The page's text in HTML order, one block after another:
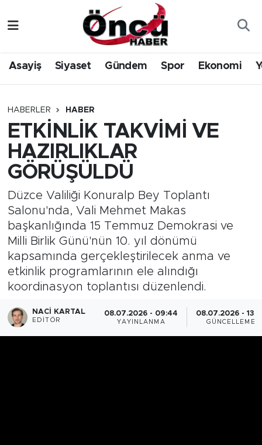
Asayiş Siyaset Gündem Spor Ekonomi
HABERLER HABER
ETKİNLİK TAKVİMİ VE
HAZIRLIKLAR
GÖRÜŞÜLDÜ
Düzce Valiliği Konuralp Bey Toplantı
Salonu'nda, Vali Mehmet Makas
başkanlığında 15 Temmuz Demokrasi ve
Milli Birlik Günü'nün 10. yıl dönümü
kapsamında gerçekleştirilecek anma ve
etkinlik programlarının ele alındığı
koordinasyon toplantısı düzenlendi.
NACI KARTAL
EDITÖR
08.07.2026 - 09:44
YAYINLANMA
08.07.2026 -
GÜNCELLEME
Gündem
Spor
Siyaset
Yerel Haber
Öncü Radyo Dinle
Öncü TV İzle
Düzce Nöbetçi Eczaneler
Düzce Hava Durumu
Düzce Trafik Yoğunluk Haritası
Süper Lig Puan Durumu ve Fikstür
Tüm Manşetler
Son Dakika Haberleri
Haber Arşivi